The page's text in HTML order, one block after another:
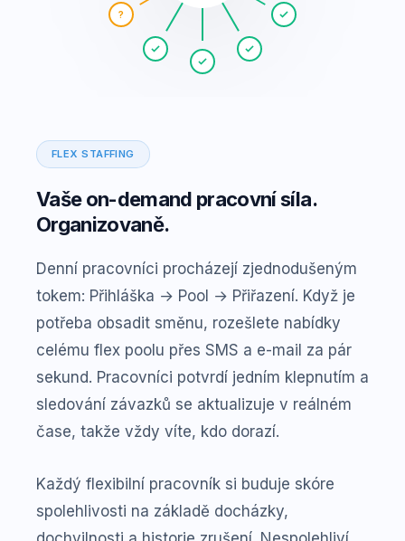
FLEX STAFFING
Vaše on-demand pracovní síla.
Organizovaně.
Denní pracovníci procházejí zjednodušeným
tokem: Přihláška → Pool → Přiřazení. Když je
potřeba obsadit směnu, rozešlete nabídky
celému flex poolu přes SMS a e-mail za pár
sekund. Pracovníci potvrdí jedním klepnutím a
sledování závazků se aktualizuje v reálném
čase, takže vždy víte, kdo dorazí.
Každý flexibilní pracovník si buduje skóre
spolehlivosti na základě docházky,
?